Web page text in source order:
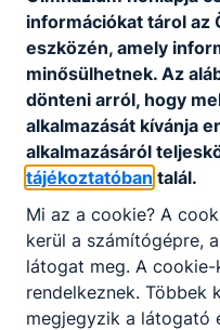
Nyári ügyelet!
Iskolánk minden héten
08:00-12:00 óra között.
információkat tárol az
eszközén, amely
minősülhetnek. Az
dönteni arról, hogy
alkalmazását kívánja
alkalmazásáról
tájékoztatóban talál.
Mi az a cookie? A
kerül a számítógépre,
látogat meg. A
rendelkeznek.
megjegyzik a látogató